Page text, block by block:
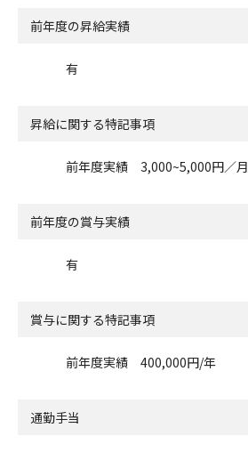
前年度の昇給実績
有
昇給に関する特記事項
前年度実績 3,000~5,000円／月
前年度の賞与実績
有
賞与に関する特記事項
前年度実績 400,000円/年
通勤手当